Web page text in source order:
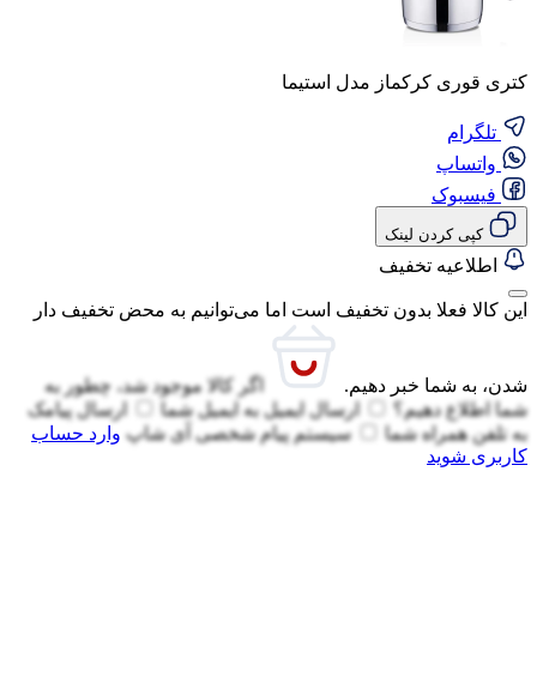
کتری قوری کرکماز مدل استیما
تلگرام
واتساپ
فیسبوک
کپی کردن لینک
اطلاعیه تخفیف
این کالا فعلا بدون تخفیف است اما می‌توانیم به محض تخفیف دار
شدن، به شما خبر دهیم.
اگر کالا موجود شد، چطور به
شما اطلاع دهیم؟
ارسال ایمیل به ایمیل شما
ارسال پیامک
به تلفن همراه شما سیستم پیام شخصی آی شاپ وارد حساب
کاربری شوید